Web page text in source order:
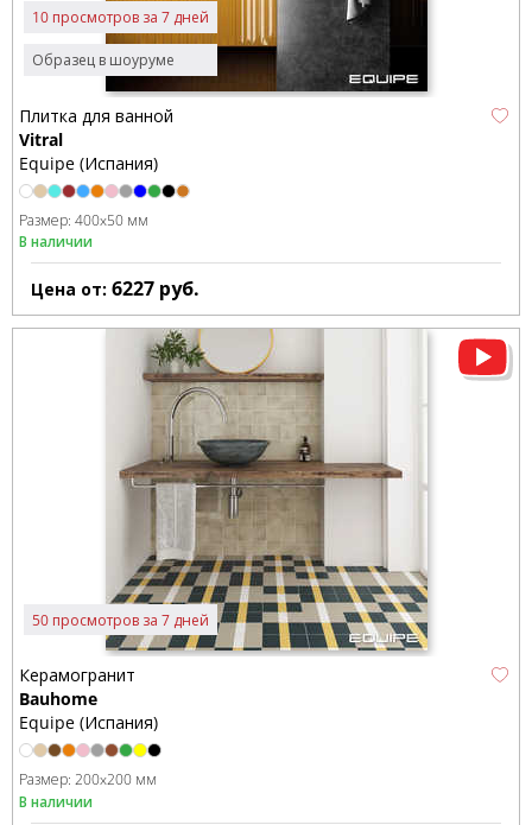
Образец в шоуруме
10 просмотров за 7 дней
Плитка для ванной
Vitral
Equipe (Испания)
Размер: 400x50 мм
В наличии
Цена от: 6227 руб.
50 просмотров за 7 дней
Керамогранит
Bauhome
Equipe (Испания)
Размер: 200x200 мм
В наличии